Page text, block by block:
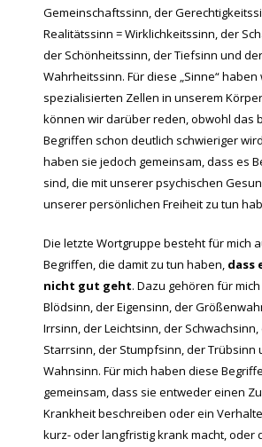
Gemeinschaftssinn, der
Realitätssinn = Wirklichkeitssinn, der
der Schönheitssinn, der Tiefsinn und der
Wahrheitssinn. Für diese „Sinne“ haben
spezialisierten Zellen in unserem
können wir darüber reden, obwohl das
Begriffen schon deutlich schwieriger
haben sie jedoch gemeinsam, dass es
sind, die mit unserer psychischen
unserer persönlichen Freiheit zu tun
Die letzte Wortgruppe besteht für mich
Begriffen, die damit zu tun haben, dass
nicht gut geht. Dazu gehören für
Blödsinn, der Eigensinn, der
Irrsinn, der Leichtsinn, der Schwachsinn,
Starrsinn, der Stumpfsinn, der Trübsinn
Wahnsinn. Für mich haben diese Begriffe
gemeinsam, dass sie entweder einen
Krankheit beschreiben oder ein
kurz- oder langfristig krank macht, oder